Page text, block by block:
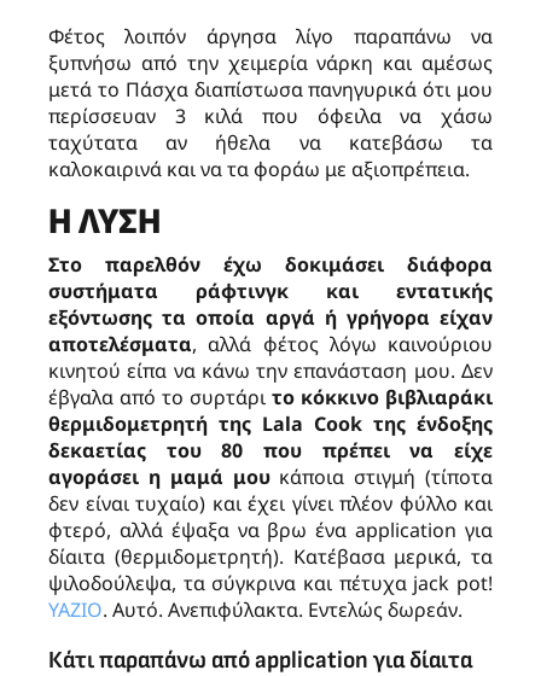
Φέτος λοιπόν άργησα λίγο παραπάνω να
ξυπνήσω από την χειμερία νάρκη και αμέσως
μετά το Πάσχα διαπίστωσα πανηγυρικά ότι μου
περίσσευαν 3 κιλά που όφειλα να χάσω
ταχύτατα αν ήθελα να κατεβάσω τα
καλοκαιρινά και να τα φοράω με αξιοπρέπεια.
Η ΛΎΣΗ
Στο παρελθόν έχω δοκιμάσει διάφορα
συστήματα ράφτινγκ και εντατικής
εξόντωσης τα οποία αργά ή γρήγορα είχαν
αποτελέσματα, αλλά φέτος λόγω καινούριου
κινητού είπα να κάνω την επανάσταση μου. Δεν
έβγαλα από το συρτάρι το κόκκινο βιβλιαράκι
θερμιδομετρητή της Lala Cook της ένδοξης
δεκαετίας του 80 που πρέπει να είχε
αγοράσει η μαμά μουκάποια στιγμή (τίποτα
δεν είναι τυχαίο) και έχει γίνει πλέον φύλλο και
φτερό, αλλά έψαξα να βρω ένα application για
δίαιτα (θερμιδομετρητή). Κατέβασα μερικά, τα
ψιλοδούλεψα, τα σύγκρινα και πέτυχα jack pot!
ΥΑΖΙΟ. Αυτό. Ανεπιφύλακτα. Εντελώς δωρεάν.
Κάτι παραπάνω από application για δίαιτα